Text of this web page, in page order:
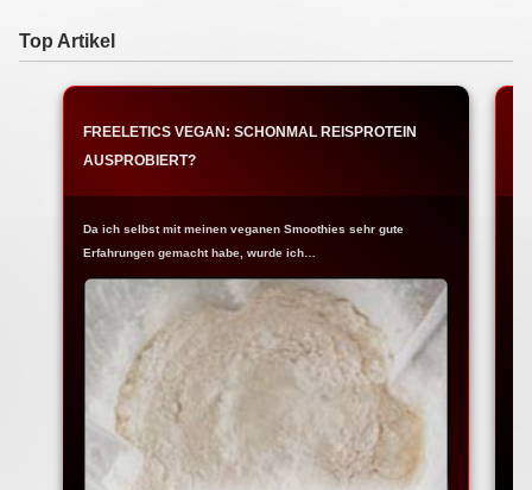
Top Artikel
FREELETICS VEGAN: SCHONMAL REISPROTEIN
AUSPROBIERT?
Da ich selbst mit meinen veganen Smoothies sehr gute
Erfahrungen gemacht habe, wurde ich…